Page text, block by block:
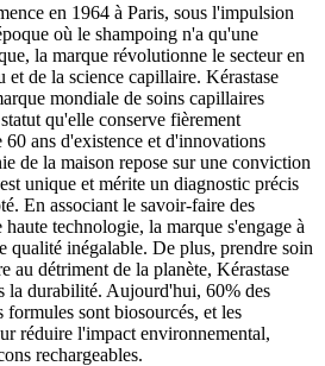
en 1964 à Paris, sous l'impulsion
où le shampoing n'a qu'une
la marque révolutionne le secteur en
de la science capillaire. Kérastase
mondiale de soins capillaires
qu'elle conserve fièrement
ans d'existence et d'innovations
de la maison repose sur une conviction
unique et mérite un diagnostic précis
En associant le savoir-faire des
technologie, la marque s'engage à
qualité inégalable. De plus, prendre soin
au détriment de la planète, Kérastase
la durabilité. Aujourd'hui, 60% des
formules sont biosourcés, et les
réduire l'impact environnemental,
rechargeables.